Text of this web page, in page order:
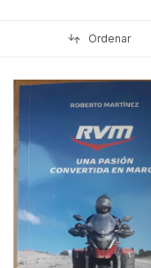
Ordenar